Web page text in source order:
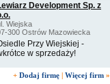
Development Sp. z
Wiejska
300 Ostrów Mazowiecka
Przy Wiejskiej -
w sprzedaży!
+ Dodaj firmę | Więcej firm »